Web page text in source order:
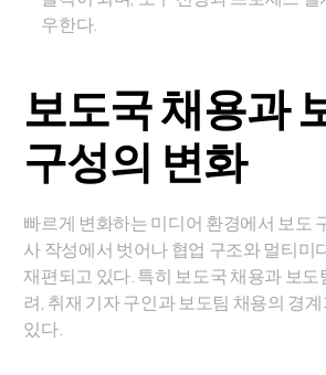
우한다.
보도국 채용과
구성의 변화
빠르게 변화하는 미디어 환경에서 보도
사 작성에서 벗어나 협업 구조와 멀티미
재편되고 있다. 특히 보도국 채용과 보
려, 취재 기자 구인과 보도팀 채용의 경
있다.